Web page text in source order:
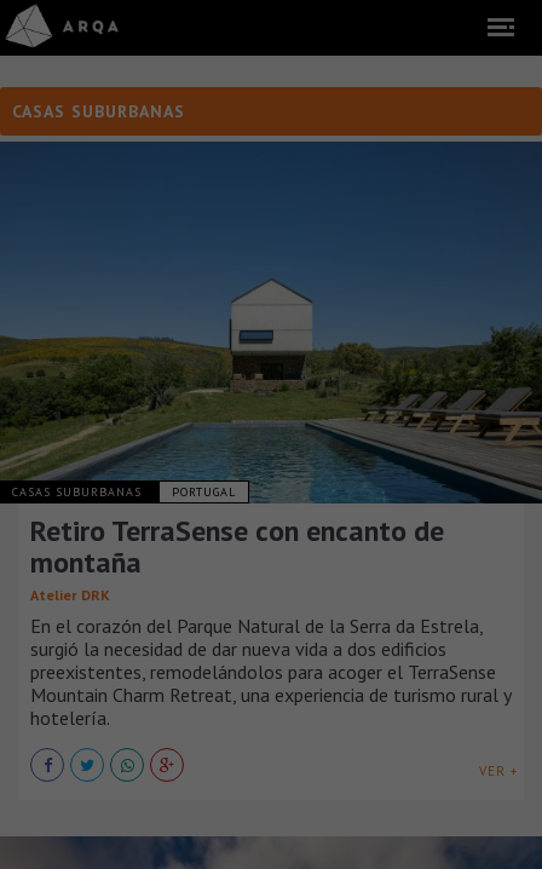
CASAS SUBURBANAS
CASAS SUBURBANAS PORTUGAL
Retiro TerraSense con encanto de
montaña
Atelier DRK
En el corazón del Parque Natural de la Serra da Estrela,
surgió la necesidad de dar nueva vida a dos edificios
preexistentes, remodelándolos para acoger el TerraSense
Mountain Charm Retreat, una experiencia de turismo rural y
hotelería.
VER +